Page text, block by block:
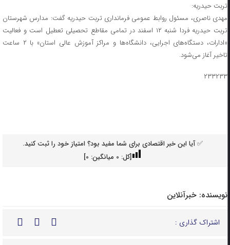
تربت حیدریه:
مهدی ناصری، مسئول روابط عمومی فرمانداری تربت حیدریه گفت: مدارس شهرستان
تربت حیدریه فردا شنبه ۱۲ اسفند در تمامی مقاطع تحصیلی تعطیل است و فعالیت
«ادارات، دستگاه‌های اجرایی، دانشگاه‌ها و مراکز آموزش عالی استان» با ۲ ساعت
تاخیر آغاز می‌شود.
۲۳۳۲۳۳
✅ آیا این خبر اقتصادی برای شما مفید بود؟ امتیاز خود را ثبت کنید.
[کل: 0میانگین: 0
]
نویسنده: خبرآنلاین
اشتراک گذاری :